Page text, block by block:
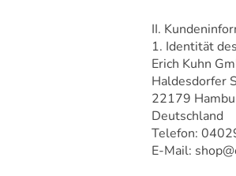
II.
1. Identität
Erich Kuhn
Haldesdorfer
22179
Deutschland
Telefon:
E-Mail: